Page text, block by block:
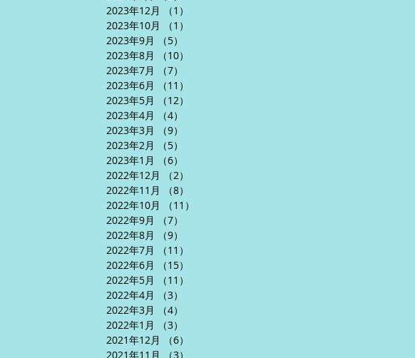
2023年12月
（1）
2023年10月
（1）
2023年9月
（5）
2023年8月
（10）
2023年7月
（7）
2023年6月
（11）
2023年5月
（12）
2023年4月
（4）
2023年3月
（9）
2023年2月
（5）
2023年1月
（6）
2022年12月
（2）
2022年11月
（8）
2022年10月
（11）
2022年9月
（7）
2022年8月
（9）
2022年7月
（11）
2022年6月
（15）
2022年5月
（11）
2022年4月
（3）
2022年3月
（4）
2022年1月
（3）
2021年12月
（6）
2021年11月
（3）